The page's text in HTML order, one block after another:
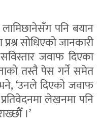
लामिछानेसँग पनि बयान
सोधिएको जानकारी
जवाफ दिएका
तस्तै पेस गर्ने समेत
‘उनले दिएको जवाफ
लेखनमा पनि
।’